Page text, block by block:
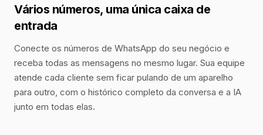
Vários números, uma única caixa de
entrada
Conecte os números de WhatsApp do seu negócio e
receba todas as mensagens no mesmo lugar. Sua equipe
atende cada cliente sem ficar pulando de um aparelho
para outro, com o histórico completo da conversa e a IA
junto em todas elas.